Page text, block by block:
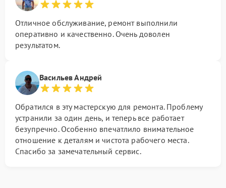
Отличное обслуживание, ремонт выполнили
оперативно и качественно. Очень доволен
результатом.
Васильев Андрей
Обратился в эту мастерскую для ремонта. Проблему
устранили за один день, и теперь все работает
безупречно. Особенно впечатлило внимательное
отношение к деталям и чистота рабочего места.
Спасибо за замечательный сервис.